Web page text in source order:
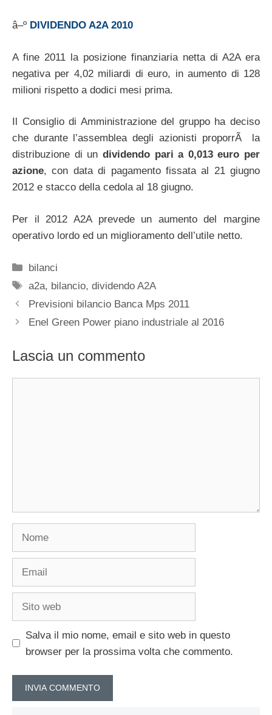
â–º DIVIDENDO A2A 2010
A fine 2011 la posizione finanziaria netta di A2A era
negativa per 4,02 miliardi di euro, in aumento di 128
milioni rispetto a dodici mesi prima.
Il Consiglio di Amministrazione del gruppo ha deciso
che durante l’assemblea degli azionisti proporrÃ la
distribuzione di un dividendo pari a 0,013 euro per
azione, con data di pagamento fissata al 21 giugno
2012 e stacco della cedola al 18 giugno.
Per il 2012 A2A prevede un aumento del margine
operativo lordo ed un miglioramento dell’utile netto.
Categorie
bilanci
Tag
a2a, bilancio,dividendo A2A
Previsioni bilancio Banca Mps 2011
Enel Green Power piano industriale al 2016
Lascia un commento
Salva il mio nome, email e sito web in questo
browser per la prossima volta che commento.